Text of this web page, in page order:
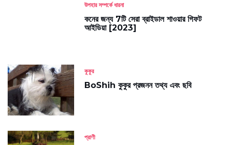
উপহার সম্পর্কে ধারনা
কনের জন্য 7টি সেরা ব্রাইডাল শাওয়ার গিফট
আইডিয়া [2023]
কুকুর
BoShih কুকুর প্রজনন তথ্য এবং ছবি
প্রাণী